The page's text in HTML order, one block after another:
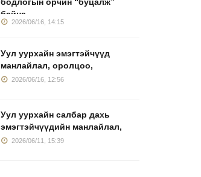
дахь эмэгтэйчүүдийн
байна
2026/06/16, 14:15
Уул уурхайн эмэгтэйчүүд
манлайлал, оролцоо,
2026/06/16, 12:56
Уул уурхайн салбар дахь
эмэгтэйчүүдийн манлайлал,
2026/06/11, 15:39